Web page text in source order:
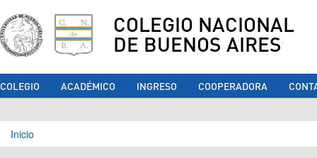
COLEGIO NACIONAL
DE BUENOS AIRES
COLEGIO ACADÉMICO INGRESO COOPERADORA
Se encuentra usted aquí
Inicio